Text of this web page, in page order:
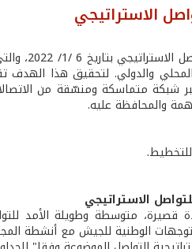
الاستراتيجي
أنشئت
والدولي. لتحقيق هذا الهدف
متماسكة ومنسّقة من
والمحافظة عليه.
الاستراتيجي
متوسطة وطويلة الأمد
الوطنية للجيش مع أنشطة